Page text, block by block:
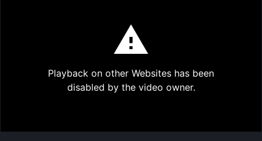
Play
Playback on other Websites has been
disabled by the video owner.